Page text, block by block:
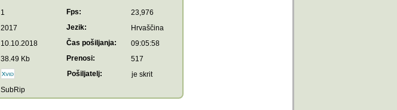
1 Fps:
23,976
2017 Jezik:
Hrvaščina
10.10.2018 Čas pošiljanja:
09:05:58
38.49 Kb Prenosi:
517
Pošiljatelj:
je skrit
SubRip